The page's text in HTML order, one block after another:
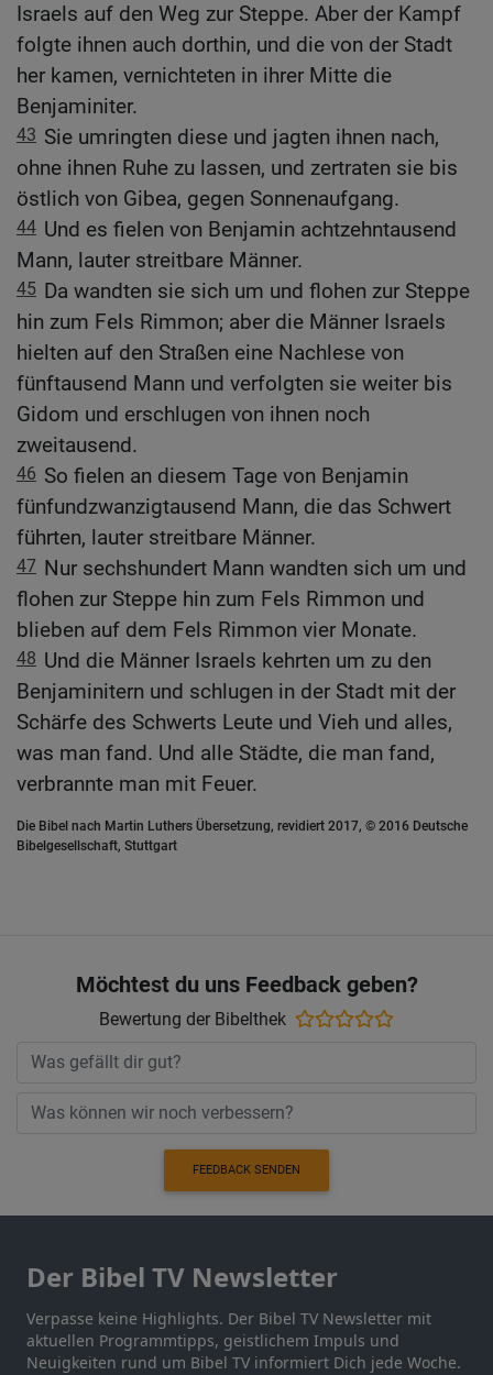
Israels auf den Weg zur Steppe. Aber der Kampf
folgte ihnen auch dorthin, und die von der Stadt
her kamen, vernichteten in ihrer Mitte die
Benjaminiter.
43 Sie umringten diese und jagten ihnen nach,
ohne ihnen Ruhe zu lassen, und zertraten sie bis
östlich von Gibea, gegen Sonnenaufgang.
44 Und es fielen von Benjamin achtzehntausend
Mann, lauter streitbare Männer.
45 Da wandten sie sich um und flohen zur Steppe
hin zum Fels Rimmon; aber die Männer Israels
hielten auf den Straßen eine Nachlese von
fünftausend Mann und verfolgten sie weiter bis
Gidom und erschlugen von ihnen noch
zweitausend.
46 So fielen an diesem Tage von Benjamin
fünfundzwanzigtausend Mann, die das Schwert
führten, lauter streitbare Männer.
47 Nur sechshundert Mann wandten sich um und
flohen zur Steppe hin zum Fels Rimmon und
blieben auf dem Fels Rimmon vier Monate.
48 Und die Männer Israels kehrten um zu den
Benjaminitern und schlugen in der Stadt mit der
Schärfe des Schwerts Leute und Vieh und alles,
was man fand. Und alle Städte, die man fand,
verbrannte man mit Feuer.
Die Bibel nach Martin Luthers Übersetzung, revidiert 2017, © 2016 Deutsche
Bibelgesellschaft, Stuttgart
Möchtest du uns Feedback geben?
Bewertung der Bibelthek
FEEDBACK SENDEN
Der Bibel TV Newsletter
Verpasse keine Highlights. Der Bibel TV Newsletter mit
aktuellen Programmtipps, geistlichem Impuls und
Neuigkeiten rund um Bibel TV informiert Dich jede Woche.